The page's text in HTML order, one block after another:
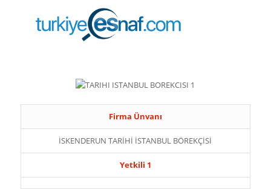
Firma Ünvanı
İSKENDERUN TARİHİ İSTANBUL BÖREKÇİSİ
Yetkili 1